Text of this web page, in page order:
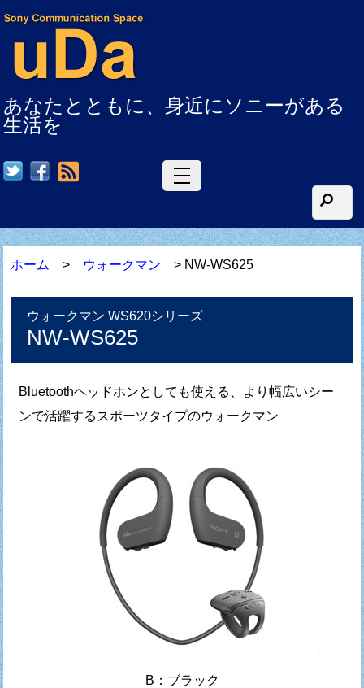
あなたとともに、身近にソニーがある
生活を
ホーム > ウォークマン > NW-WS625
ウォークマン WS620シリーズ
NW-WS625
Bluetoothヘッドホンとしても使える、より幅広いシー
ンで活躍するスポーツタイプのウォークマン
B：ブラック